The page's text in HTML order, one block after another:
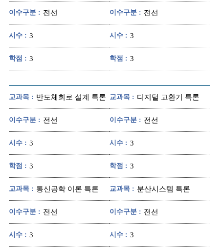
이수구분 : 전선
시수 : 3
학점 : 3
이수구분 : 전선
시수 : 3
학점 : 3
교과목 : 반도체회로 설계 특론
이수구분 : 전선
시수 : 3
학점 : 3
교과목 : 통신공학 이론 특론
이수구분 : 전선
시수 : 3
교과목 : 디지털 교환기 특론
이수구분 : 전선
시수 : 3
학점 : 3
교과목 : 분산시스템 특론
이수구분 : 전선
시수 : 3